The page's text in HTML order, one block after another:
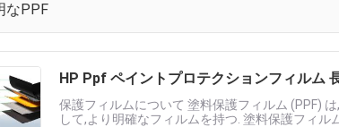
なPPF
HP Ppf ペイントプロテクションフィルム
保護フィルムについて 塗料保護フィルム (PPF)
して,より明確なフィルムを持つ. 塗料保護フィ